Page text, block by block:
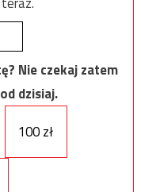
Nie czekaj zatem
dzisiaj.
100 zł